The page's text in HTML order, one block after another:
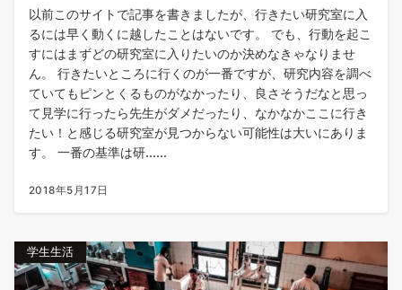
以前このサイトで記事を書きましたが、行きたい研究室に入
るには早く動くに越したことはないです。 でも、行動を起こ
すにはまずどの研究室に入りたいのか決めなきゃなりませ
ん。 行きたいところに行くのが一番ですが、研究内容を調べ
ていてもピンとくるものがなかったり、良さそうだなと思っ
て見学に行ったら先生がダメだったり、なかなかここに行き
たい！と感じる研究室が見つからない可能性は大いにありま
す。 一番の基準は研......
2018年5月17日
学生生活